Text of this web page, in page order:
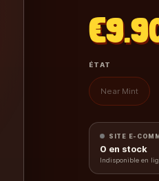
ÉTAT
Near Mint
SITE E-
0 en stock
Indisponible en